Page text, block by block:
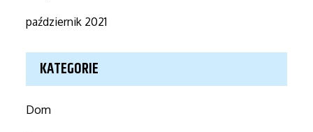
październik 2021
KATEGORIE
Dom